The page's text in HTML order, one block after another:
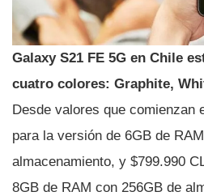
Galaxy S21 FE 5G en Chile
cuatro colores: Graphite,
Desde valores que comienzan
para la versión de 6GB de
almacenamiento, y $799.990
8GB de RAM con 256GB de